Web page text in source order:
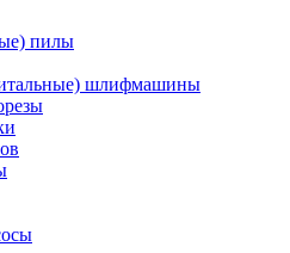
пилы
шлифмашины